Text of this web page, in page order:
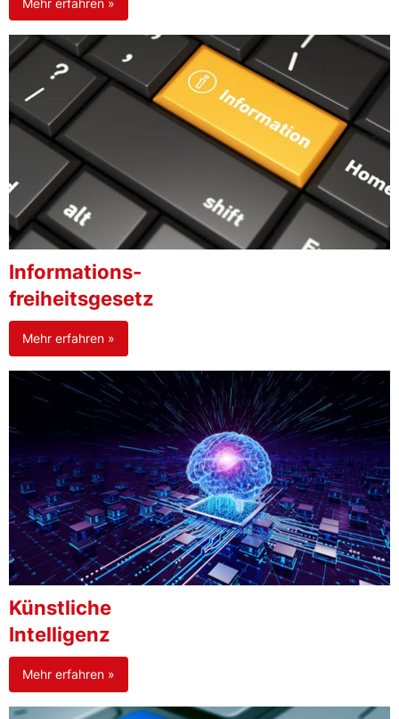
Informations-
freiheitsgesetz
Mehr erfahren »
Künstliche
Intelligenz
Mehr erfahren »